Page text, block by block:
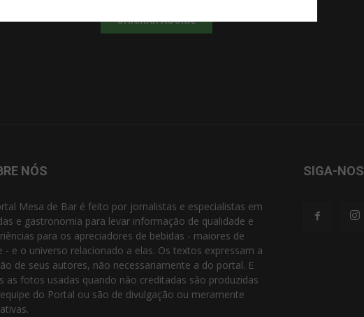
CHAMAR AGORA!
NÓS
Mesa de Bar é feito por jornalistas e especialistas em
e gastronomia para levar informação de qualidade e
para os apreciadores de bebidas - maiores de
- e o universo relacionado a elas. Os textos expressam a
de seus autores, não necessariamente a do portal. E
as fotos usadas quando não creditadas são produzidas
do Portal ou são de divulgação ou meramente
SIGA-NOS